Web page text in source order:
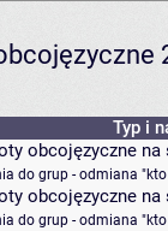
Typ i
obcojęzyczne na
do grup - odmiana
obcojęzyczne
do grup - odmiana